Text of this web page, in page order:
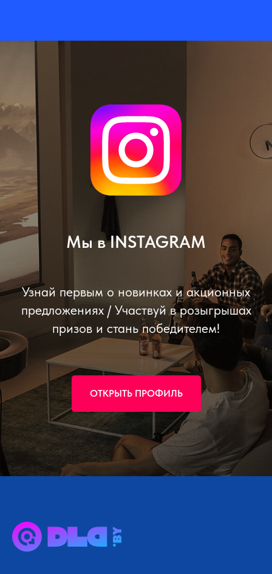
Мы в INSTAGRAM
Узнай первым о новинках и акционных
предложениях / Участвуй в розыгрышах
призов и стань победителем!
ОТКРЫТЬ ПРОФИЛЬ